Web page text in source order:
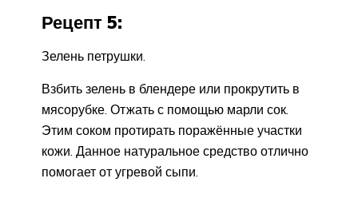
Рецепт 5:
Зелень петрушки.
Взбить зелень в блендере или прокрутить в
мясорубке. Отжать с помощью марли сок.
Этим соком протирать поражённые участки
кожи. Данное натуральное средство отлично
помогает от угревой сыпи.